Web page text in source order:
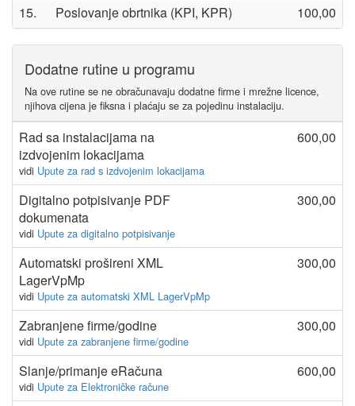
15.
Poslovanje obrtnika (KPI, KPR) 100,00
Dodatne rutine u programu
Na ove rutine se ne obračunavaju dodatne firme i mrežne licence,
njihova cijena je fiksna i plaćaju se za pojedinu instalaciju.
Rad sa instalacijama na
izdvojenim lokacijama
vidi Upute za rad s izdvojenim lokacijama
600,00
Digitalno potpisivanje PDF
dokumenata
vidi Upute za digitalno potpisivanje
300,00
Automatski prošireni XML
LagerVpMp
vidi Upute za automatski XML LagerVpMp
300,00
Zabranjene firme/godine
vidi Upute za zabranjene firme/godine
300,00
Slanje/primanje eRačuna
vidi Upute za Elektroničke račune
600,00